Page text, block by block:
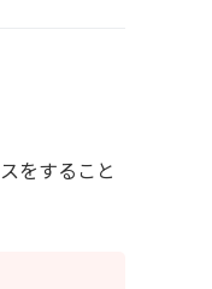
をすること